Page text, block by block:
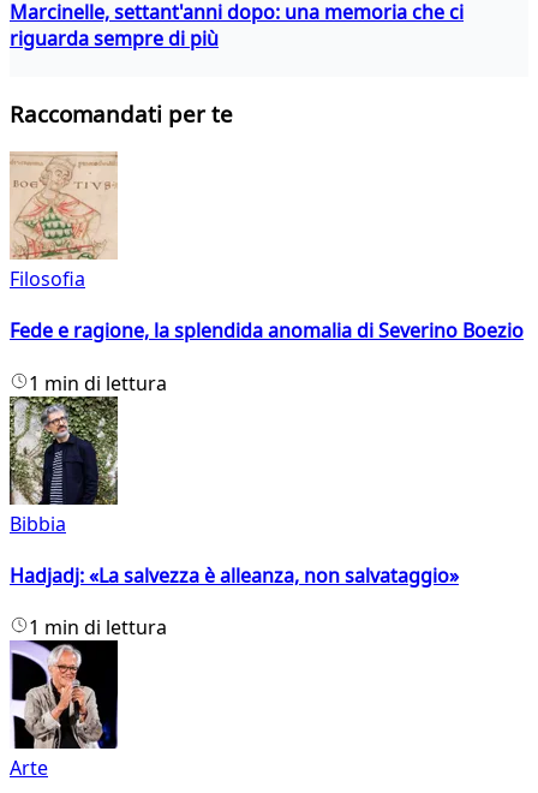
Marcinelle, settant'anni dopo: una memoria che ci
riguarda sempre di più
Raccomandati per te
Filosofia
Fede e ragione, la splendida anomalia di Severino Boezio
1 min di lettura
Bibbia
Hadjadj: «La salvezza è alleanza, non salvataggio»
1 min di lettura
Arte